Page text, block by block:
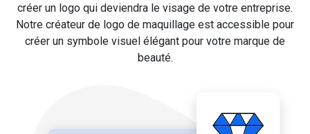
créer un logo qui deviendra le visage de votre entreprise.
Notre créateur de logo de maquillage est accessible pour
créer un symbole visuel élégant pour votre marque de
beauté.